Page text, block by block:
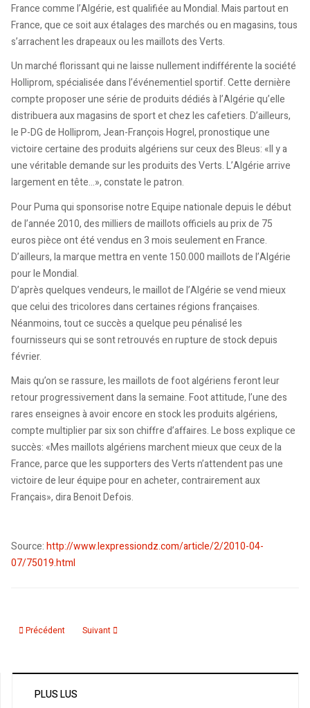
France comme l’Algérie, est qualifiée au Mondial. Mais partout en
France, que ce soit aux étalages des marchés ou en magasins, tous
s’arrachent les drapeaux ou les maillots des Verts.
Un marché florissant qui ne laisse nullement indifférente la société
Holliprom, spécialisée dans l’événementiel sportif. Cette dernière
compte proposer une série de produits dédiés à l’Algérie qu’elle
distribuera aux magasins de sport et chez les cafetiers. D’ailleurs,
le P-DG de Holliprom, Jean-François Hogrel, pronostique une
victoire certaine des produits algériens sur ceux des Bleus: «Il y a
une véritable demande sur les produits des Verts. L’Algérie arrive
largement en tête...», constate le patron.
Pour Puma qui sponsorise notre Equipe nationale depuis le début
de l’année 2010, des milliers de maillots officiels au prix de 75
euros pièce ont été vendus en 3 mois seulement en France.
D’ailleurs, la marque mettra en vente 150.000 maillots de l’Algérie
pour le Mondial.
D’après quelques vendeurs, le maillot de l’Algérie se vend mieux
que celui des tricolores dans certaines régions françaises.
Néanmoins, tout ce succès a quelque peu pénalisé les
fournisseurs qui se sont retrouvés en rupture de stock depuis
février.
Mais qu’on se rassure, les maillots de foot algériens feront leur
retour progressivement dans la semaine. Foot attitude, l’une des
rares enseignes à avoir encore en stock les produits algériens,
compte multiplier par six son chiffre d’affaires. Le boss explique ce
succès: «Mes maillots algériens marchent mieux que ceux de la
France, parce que les supporters des Verts n’attendent pas une
victoire de leur équipe pour en acheter, contrairement aux
Français», dira Benoit Defois.
Source:http://www.lexpressiondz.com/article/2/2010-04-
07/75019.html
Article précédent : Cela a été décidé hier par le Bureau Fédéral : La
Précédent Article suivant : Il s'inquiète pour son cas: Les conseils de
Suivant
PLUS LUS